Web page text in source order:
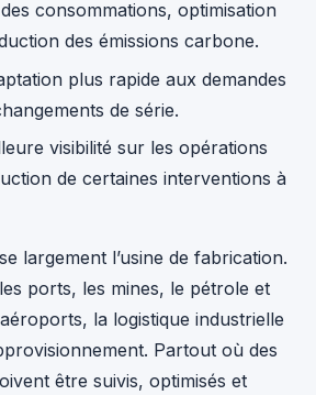
consommations, optimisation
des émissions carbone.
plus rapide aux demandes
de série.
visibilité sur les opérations
de certaines interventions à
largement l’usine de fabrication.
ports, les mines, le pétrole et
la logistique industrielle
Partout où des
être suivis, optimisés et